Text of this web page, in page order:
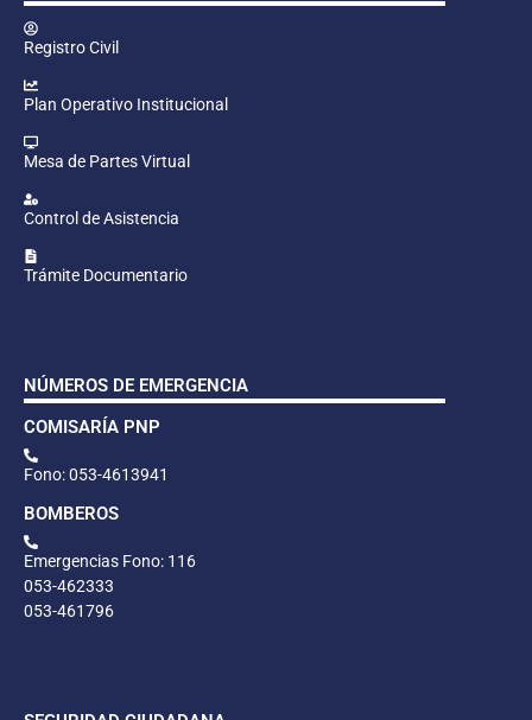
Registro Civil
Plan Operativo Institucional
Mesa de Partes Virtual
Control de Asistencia
Trámite Documentario
NÚMEROS DE EMERGENCIA
COMISARÍA PNP
Fono: 053-4613941
BOMBEROS
Emergencias Fono: 116
053-462333
053-461796